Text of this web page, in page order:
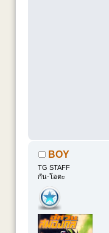
BOY
TG STAFF
กัน-โอตะ